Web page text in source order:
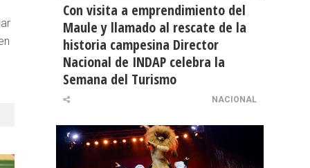
Con visita a emprendimiento del
Maule y llamado al rescate de la
historia campesina Director
Nacional de INDAP celebra la
Semana del Turismo
NACIONAL